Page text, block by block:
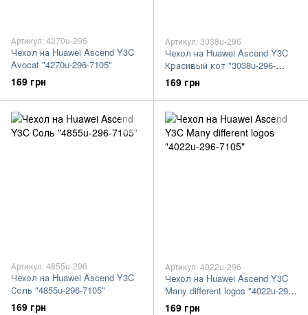
Артикул: 4270u-296
Чехол на Huawei Ascend Y3C
Avocat "4270u-296-7105"
169 грн
Артикул: 3038u-296
Чехол на Huawei Ascend Y3C
Красивый кот "3038u-296-
7105"
169 грн
Артикул: 4855u-296
Чехол на Huawei Ascend Y3C
Соль "4855u-296-7105"
169 грн
Артикул: 4022u-296
Чехол на Huawei Ascend Y3C
Many different logos "4022u-296-
7105"
169 грн